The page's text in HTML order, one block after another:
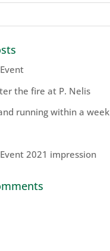
the fire at P. Nelis
running within a week
2021 impression